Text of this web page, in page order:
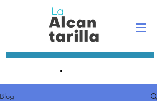
.
Blog